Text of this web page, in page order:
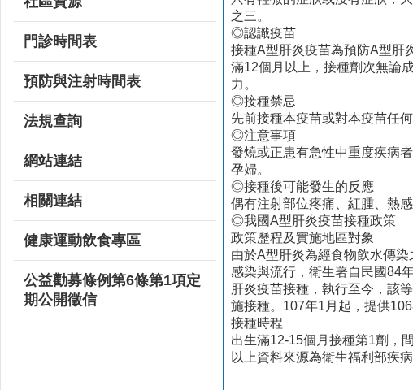
門診時間表
預防與注射時間表
法規查詢
網站連結
相關連結
健康運動飲食專區
公益勸募條例第6條第1項定
期公開徵信
之三。
◎認識疫苗
接種A型肝炎疫苗為預防A型肝
滿12個月以上，接種劑次無論
力。
◎接種禁忌
先前接種本疫苗或對本疫苗任
◎注意事項
發燒或正患有急性中重度疾病
孕婦。
◎接種後可能發生的反應
偶有注射部位疼痛、紅腫、熱
◎我國A型肝炎疫苗接種政策
政策歷程及實施地區對象
由於A型肝炎為經食物飲水傳
感染與流行，衛生署自民國84
肝炎疫苗接種，執行至今，該
施接種。107年1月起，提供
接種時程
出生滿12-15個月接種第1劑，
以上資料來源為衛生福利部疾